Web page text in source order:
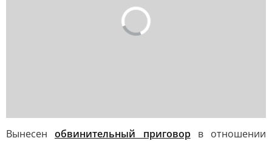
Вынесенобвинительный приговорв отношении